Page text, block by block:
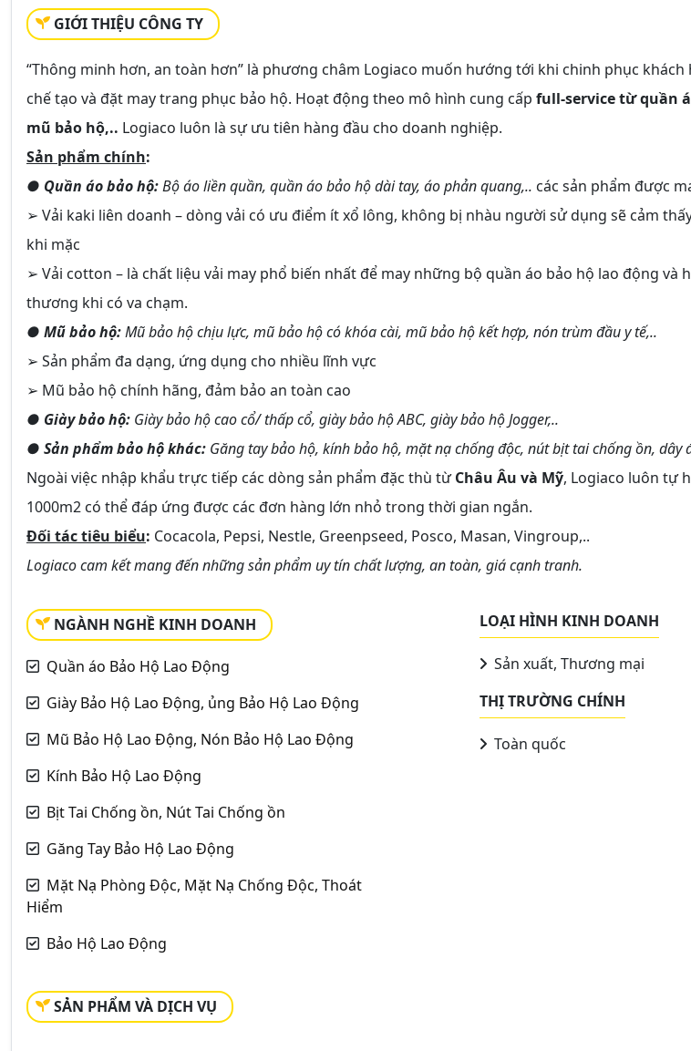
GIỚI THIỆU CÔNG TY
“Thông minh hơn, an toàn hơn” là phương châm Logiaco muốn hướng tới khi chinh phục
chế tạo và đặt may trang phục bảo hộ. Hoạt động theo mô hình cung cấp full-service từ quần
mũ bảo hộ,.. Logiaco luôn là sự ưu tiên hàng đầu cho doanh nghiệp.
Sản phẩm chính:
● Quần áo bảo hộ:Bộ áo liền quần, quần áo bảo hộ dài tay, áo phản quang,.. các sản phẩm được
➢ Vải kaki liên doanh – dòng vải có ưu điểm ít xổ lông, không bị nhàu người sử dụng sẽ cảm
khi mặc
➢ Vải cotton – là chất liệu vải may phổ biến nhất để may những bộ quần áo bảo hộ lao động và
thương khi có va chạm.
● Mũ bảo hộ:Mũ bảo hộ chịu lực, mũ bảo hộ có khóa cài, mũ bảo hộ kết hợp, nón trùm đầu y tế,..
➢ Sản phẩm đa dạng, ứng dụng cho nhiều lĩnh vực
➢ Mũ bảo hộ chính hãng, đảm bảo an toàn cao
● Giày bảo hộ: Giày bảo hộ cao cổ/ thấp cổ, giày bảo hộ ABC, giày bảo hộ Jogger,..
● Sản phẩm bảo hộ khác: Găng tay bảo hộ, kính bảo hộ, mặt nạ chống độc, nút bịt tai chống ồn, dây
Ngoài việc nhập khẩu trực tiếp các dòng sản phẩm đặc thù từChâu Âu và Mỹ, Logiaco luôn tự
1000m2 có thể đáp ứng được các đơn hàng lớn nhỏ trong thời gian ngắn.
Đối tác tiêu biểu: Cocacola, Pepsi, Nestle, Greenpseed, Posco, Masan, Vingroup,..
Logiaco cam kết mang đến những sản phẩm uy tín chất lượng, an toàn, giá cạnh tranh.
NGÀNH NGHỀ KINH DOANH
Quần áo Bảo Hộ Lao Động
Giày Bảo Hộ Lao Động, ủng Bảo Hộ Lao Động
Mũ Bảo Hộ Lao Động, Nón Bảo Hộ Lao Động
Kính Bảo Hộ Lao Động
Bịt Tai Chống ồn, Nút Tai Chống ồn
Găng Tay Bảo Hộ Lao Động
Mặt Nạ Phòng Độc, Mặt Nạ Chống Độc, Thoát
Hiểm
Bảo Hộ Lao Động
LOẠI HÌNH KINH DOANH
Sản xuất, Thương mại
THỊ TRƯỜNG CHÍNH
Toàn quốc
SẢN PHẨM VÀ DỊCH VỤ